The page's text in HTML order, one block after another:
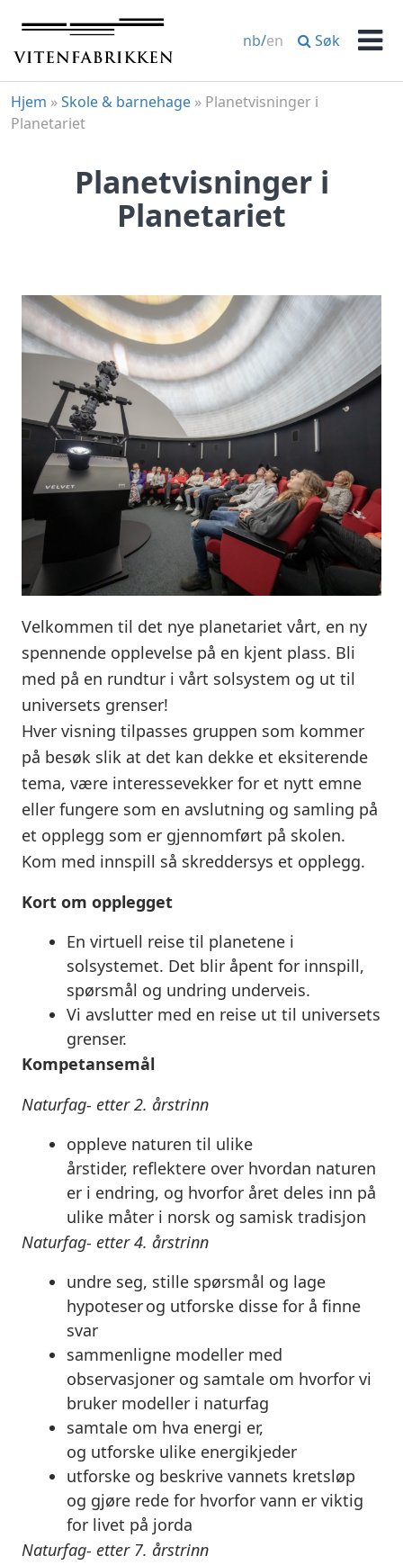
innhold
nb/en Søk
Hjem »Skole & barnehage » Planetvisninger i
Planetariet
Planetvisninger i
Planetariet
Velkommen til det nye planetariet vårt, en ny
spennende opplevelse på en kjent plass. Bli
med på en rundtur i vårt solsystem og ut til
universets grenser!
Hver visning tilpasses gruppen som kommer
på besøk slik at det kan dekke et eksiterende
tema, være interessevekker for et nytt emne
eller fungere som en avslutning og samling på
et opplegg som er gjennomført på skolen.
Kom med innspill så skreddersys et opplegg.
Kort om opplegget
En virtuell reise til planetene i
solsystemet. Det blir åpent for innspill,
spørsmål og undring underveis.
Vi avslutter med en reise ut til universets
grenser.
Kompetansemål
Naturfag- etter 2. årstrinn
oppleve naturen til ulike
årstider, reflektere over hvordan naturen
er i endring, og hvorfor året deles inn på
ulike måter i norsk og samisk tradisjon
Naturfag- etter 4. årstrinn
undre seg, stille spørsmål og lage
hypoteser og utforske disse for å finne
svar
sammenligne modeller med
observasjoner og samtale om hvorfor vi
bruker modeller i naturfag
samtale om hva energi er,
og utforske ulike energikjeder
utforske og beskrive vannets kretsløp
og gjøre rede for hvorfor vann er viktig
for livet på jorda
Naturfag- etter 7. årstrinn